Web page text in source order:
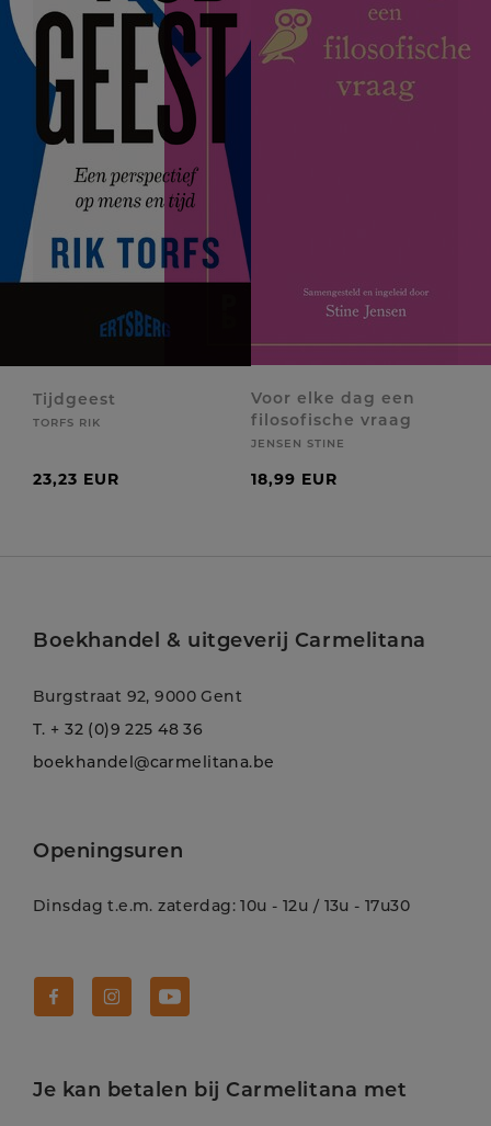
Tijdgeest
TORFS RIK
23,23 EUR
Voor elke dag een
filosofische vraag
JENSEN STINE
18,99 EUR
Boekhandel & uitgeverij Carmelitana
Burgstraat 92, 9000 Gent
T. + 32 (0)9 225 48 36
boekhandel@carmelitana.be
Openingsuren
Dinsdag t.e.m. zaterdag: 10u - 12u / 13u - 17u30
Je kan betalen bij Carmelitana met